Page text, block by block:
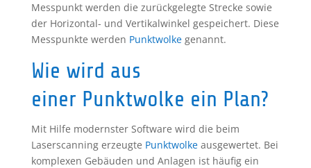
Messpunkt werden die zurückgelegte Strecke sowie
der Horizontal- und Vertikalwinkel gespeichert. Diese
Messpunkte werden Punktwolkegenannt.
Wie wird aus
einer Punktwolke ein Plan?
Mit Hilfe modernster Software wird die beim
Laserscanning erzeugte Punktwolke ausgewertet. Bei
komplexen Gebäuden und Anlagen ist häufig ein